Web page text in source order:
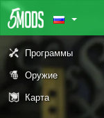
Программы
Оружие
Карта